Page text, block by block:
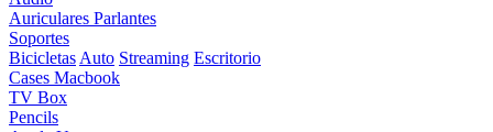
Auriculares Parlantes
Soportes
Bicicletas Auto Streaming Escritorio
Cases Macbook
TV Box
Pencils